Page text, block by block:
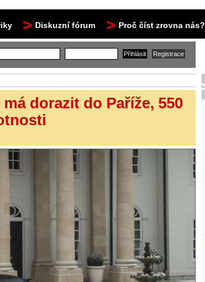
Diskuzní fórum Proč číst zrovna nás?
dorazit do Paříže, 550